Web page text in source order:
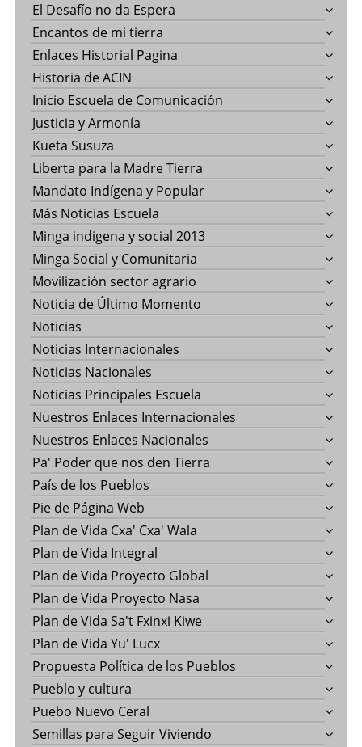
El Desafío no da Espera
Encantos de mi tierra
Enlaces Historial Pagina
Historia de ACIN
Inicio Escuela de Comunicación
Justicia y Armonía
Kueta Susuza
Liberta para la Madre Tierra
Mandato Indígena y Popular
Más Noticias Escuela
Minga indigena y social 2013
Minga Social y Comunitaria
Movilización sector agrario
Noticia de Último Momento
Noticias
Noticias Internacionales
Noticias Nacionales
Noticias Principales Escuela
Nuestros Enlaces Internacionales
Nuestros Enlaces Nacionales
Pa' Poder que nos den Tierra
País de los Pueblos
Pie de Página Web
Plan de Vida Cxa' Cxa' Wala
Plan de Vida Integral
Plan de Vida Proyecto Global
Plan de Vida Proyecto Nasa
Plan de Vida Sa't Fxinxi Kiwe
Plan de Vida Yu' Lucx
Propuesta Política de los Pueblos
Pueblo y cultura
Puebo Nuevo Ceral
Semillas para Seguir Viviendo